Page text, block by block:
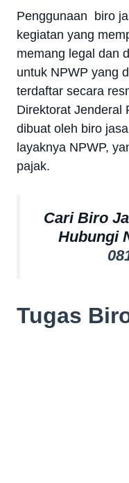
Penggunaan biro
kegiatan yang
memang legal dan
untuk NPWP yang
terdaftar secara
Direktorat Jenderal
dibuat oleh biro
layaknya NPWP,
pajak.
Cari Biro
Hubungi
Tugas